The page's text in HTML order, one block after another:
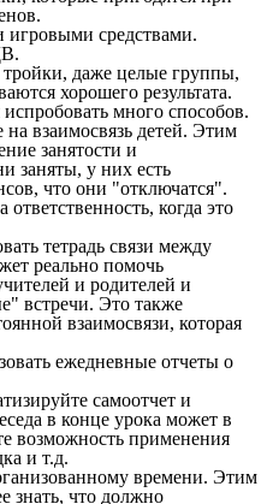
игровыми средствами.
даже целые группы,
хорошего результата.
много способов.
взаимосвязь детей. Этим
занятости и
заняты, у них есть
что они "отключатся".
когда это
тетрадь связи между
реально помочь
и родителей и
встречи. Это также
взаимосвязи, которая
ежедневные отчеты о
самоотчет и
в конце урока может в
возможность применения
и т.д.
времени. Этим
знать, что должно